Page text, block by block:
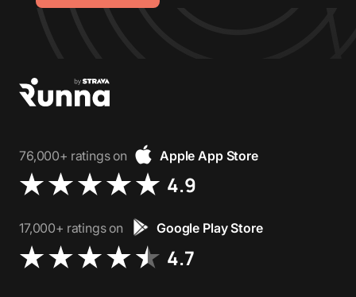
76,000+ ratings on Apple App Store
4.9
17,000+ ratings on Google Play Store
4.7